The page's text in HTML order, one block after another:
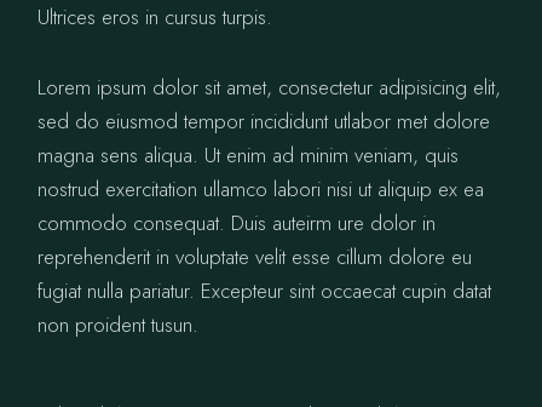
Ultrices eros in cursus turpis.
Lorem ipsum dolor sit amet, consectetur adipisicing elit,
sed do eiusmod tempor incididunt utlabor met dolore
magna sens aliqua. Ut enim ad minim veniam, quis
nostrud exercitation ullamco labori nisi ut aliquip ex ea
commodo consequat. Duis auteirm ure dolor in
reprehenderit in voluptate velit esse cillum dolore eu
fugiat nulla pariatur. Excepteur sint occaecat cupin datat
non proident tusun.